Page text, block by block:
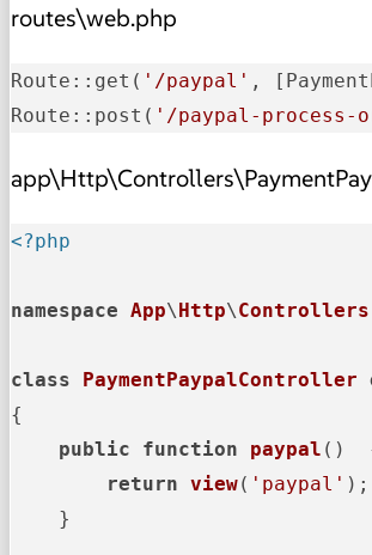
routes\web.php
Route::get( '/paypal' ,
Route::post( '/paypal-process-
<?php
namespace App\Http\Controllers
class PaymentPaypalController
{
public
function paypal ( )
return view( 'paypal' );
}